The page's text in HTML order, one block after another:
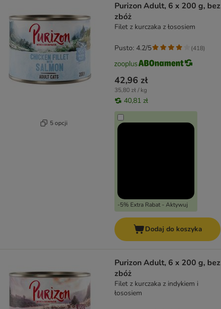
5 opcji
Purizon Adult, 6 x 200 g, bez
zbóż
Filet z kurczaka z łososiem
42,96 zł
35,80 zł / kg
40,81 zł
-5% Extra Rabat - Aktywuj
Pusto: 4.2/5 (418)
Dodaj do koszyka
Purizon Adult, 6 x 200 g, bez
zbóż
Filet z kurczaka z indykiem i
łososiem